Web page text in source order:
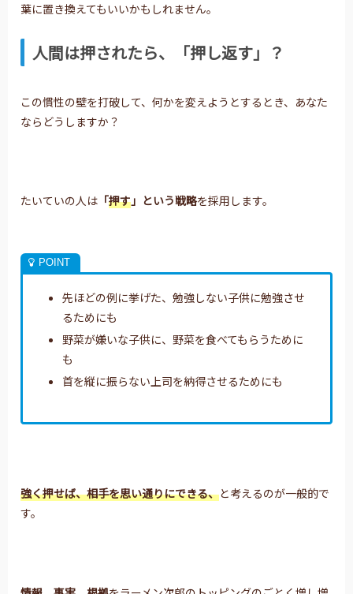
葉に置き換えてもいいかもしれません。
人間は押されたら、「押し返す」？
この慣性の壁を打破して、何かを変えようとするとき、あなた
ならどうしますか？
たいていの人は 「押す」という戦略を採用します。
先ほどの例に挙げた、勉強しない子供に勉強させ
るためにも
野菜が嫌いな子供に、野菜を食べてもらうために
も
首を縦に振らない上司を納得させるためにも
強く押せば、相手を思い通りにできる、と考えるのが一般的で
す。